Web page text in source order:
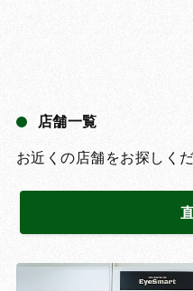
店舗一覧
お近くの店舗をお探しくだ